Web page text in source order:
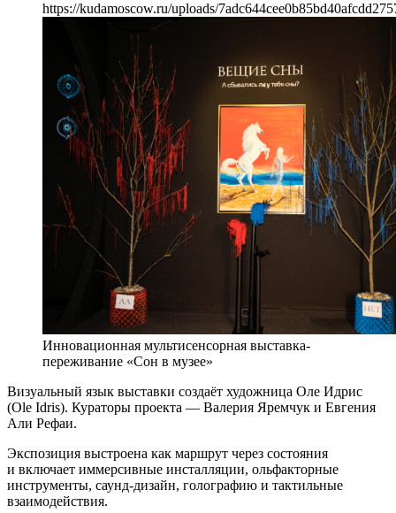
https://kudamoscow.ru/uploads/
Инновационная мультисенсорная выставка-
переживание «Сон в музее»
Визуальный язык выставки создаёт художница Оле Идрис
(Ole Idris). Кураторы проекта — Валерия Яремчук и Евгения
Али Рефаи.
Экспозиция выстроена как маршрут через состояния
и включает иммерсивные инсталляции, ольфакторные
инструменты, саунд-дизайн, голографию и тактильные
взаимодействия.